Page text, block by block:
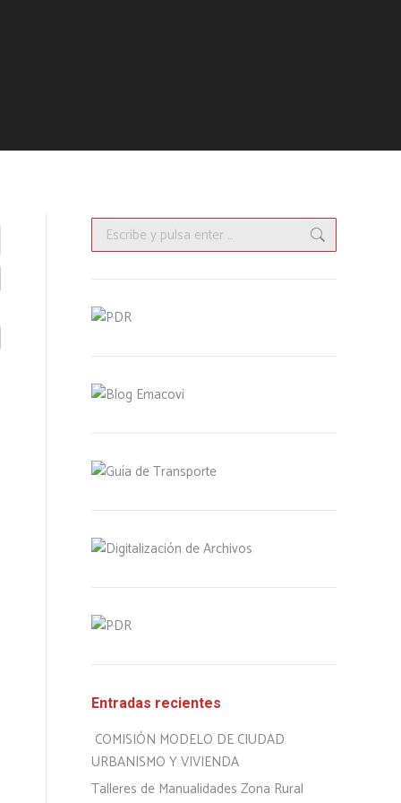
Buscar:
Entradas recientes
COMISIÓN MODELO DE CIUDAD
URBANISMO Y VIVIENDA
Talleres de Manualidades Zona Rural